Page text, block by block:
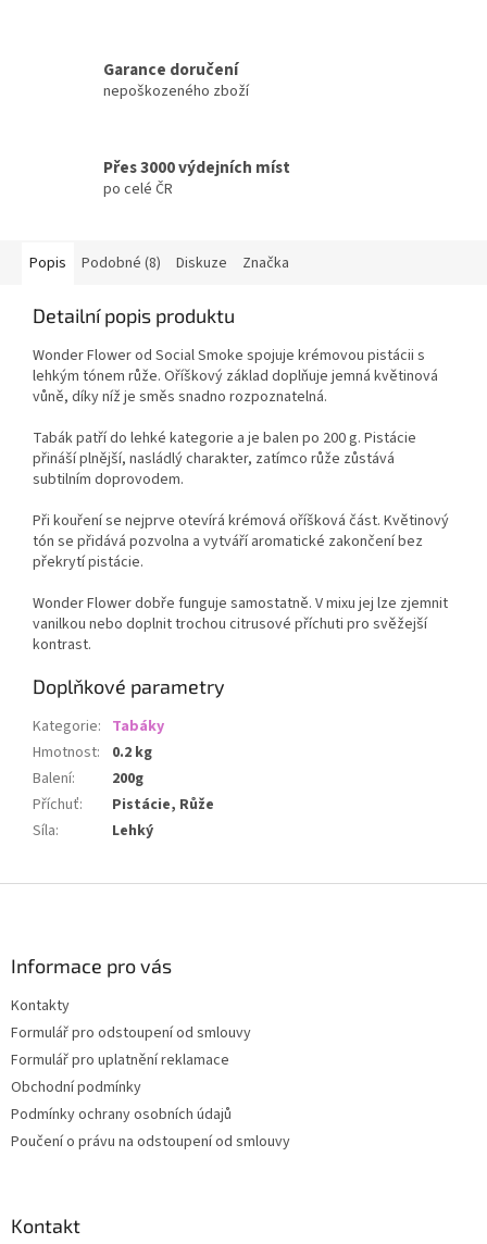
Garance doručení
nepoškozeného zboží
Přes 3000 výdejních míst
po celé ČR
Popis Podobné (8) Diskuze Značka
Detailní popis produktu
Wonder Flower od Social Smoke spojuje krémovou pistácii s
lehkým tónem růže. Oříškový základ doplňuje jemná květinová
vůně, díky níž je směs snadno rozpoznatelná.
Tabák patří do lehké kategorie a je balen po 200 g. Pistácie
přináší plnější, nasládlý charakter, zatímco růže zůstává
subtilním doprovodem.
Při kouření se nejprve otevírá krémová oříšková část. Květinový
tón se přidává pozvolna a vytváří aromatické zakončení bez
překrytí pistácie.
Wonder Flower dobře funguje samostatně. V mixu jej lze zjemnit
vanilkou nebo doplnit trochou citrusové příchuti pro svěžejší
kontrast.
Doplňkové parametry
Kategorie: Tabáky
Hmotnost:
0.2 kg
Balení:
200g
Příchuť:
Pistácie, Růže
Síla: Lehký
Informace pro vás
Kontakty
Formulář pro odstoupení od smlouvy
Formulář pro uplatnění reklamace
Obchodní podmínky
Podmínky ochrany osobních údajů
Poučení o právu na odstoupení od smlouvy
Kontakt